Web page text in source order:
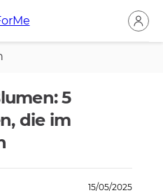
5
die im
15/05/2025